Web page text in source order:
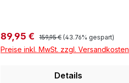
Verkaufspreis:
89,95 € Regulärer Preis:
159,95 € (43.76% gespart)
Preise inkl. MwSt. zzgl. Versandkosten
Details